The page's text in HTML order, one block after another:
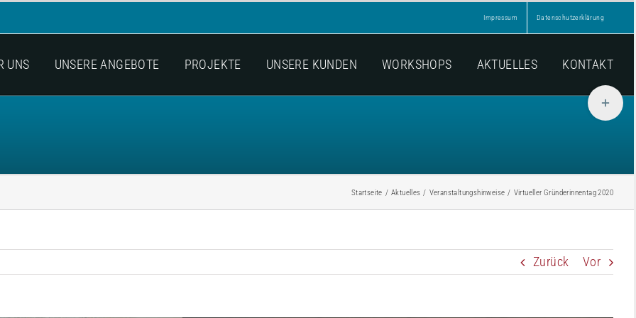
Impressum Datenschutzerklärung
UNS UNSERE ANGEBOTE PROJEKTE UNSERE KUNDEN WORKSHOPS AKTUELLES KONTAKT
Startseite Aktuelles Veranstaltungshinweise Virtueller Gründerinnentag 2020
Zurück Vor
Toggle
Sliding